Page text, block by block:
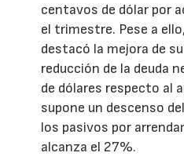
centavos de dólar por
el trimestre. Pese a
destacó la mejora de
reducción de la deuda
de dólares respecto al
supone un descenso
los pasivos por
alcanza el 27%.